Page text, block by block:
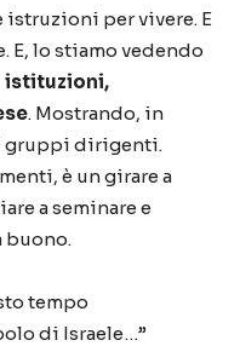
per vivere. E
E, lo stiamo vedendo
istituzioni,
. Mostrando, in
gruppi dirigenti.
è un girare a
a seminare e
buono.
tempo
di Israele…”